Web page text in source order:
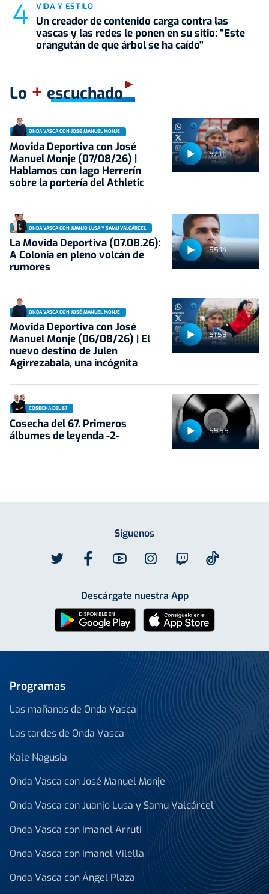
VIDA Y ESTILO
Un creador de contenido carga contra las
vascas y las redes le ponen en su sitio: "Este
orangután de que árbol se ha caído"
Lo + escuchado
52:11
ONDA VASCA CON JOSÉ MANUEL MONJE
Movida Deportiva con José
Manuel Monje (07/08/26) |
Hablamos con Iago Herrerín
sobre la portería del Athletic
55:14
ONDA VASCA CON JUANJO LUSA Y SAMU VALCÁRCEL
La Movida Deportiva (07.08.26):
A Colonia en pleno volcán de
rumores
51:59
ONDA VASCA CON JOSÉ MANUEL MONJE
Movida Deportiva con José
Manuel Monje (06/08/26) | El
nuevo destino de Julen
Agirrezabala, una incógnita
59:55
COSECHA DEL 67
Cosecha del 67. Primeros
álbumes de leyenda -2-
Síguenos
Descárgate nuestra App
Programas
Las mañanas de Onda Vasca
Las tardes de Onda Vasca
Kale Nagusia
Onda Vasca con José Manuel Monje
Onda Vasca con Juanjo Lusa y Samu Valcárcel
Onda Vasca con Imanol Arruti
Onda Vasca con Imanol Vilella
Onda Vasca con Ángel Plaza